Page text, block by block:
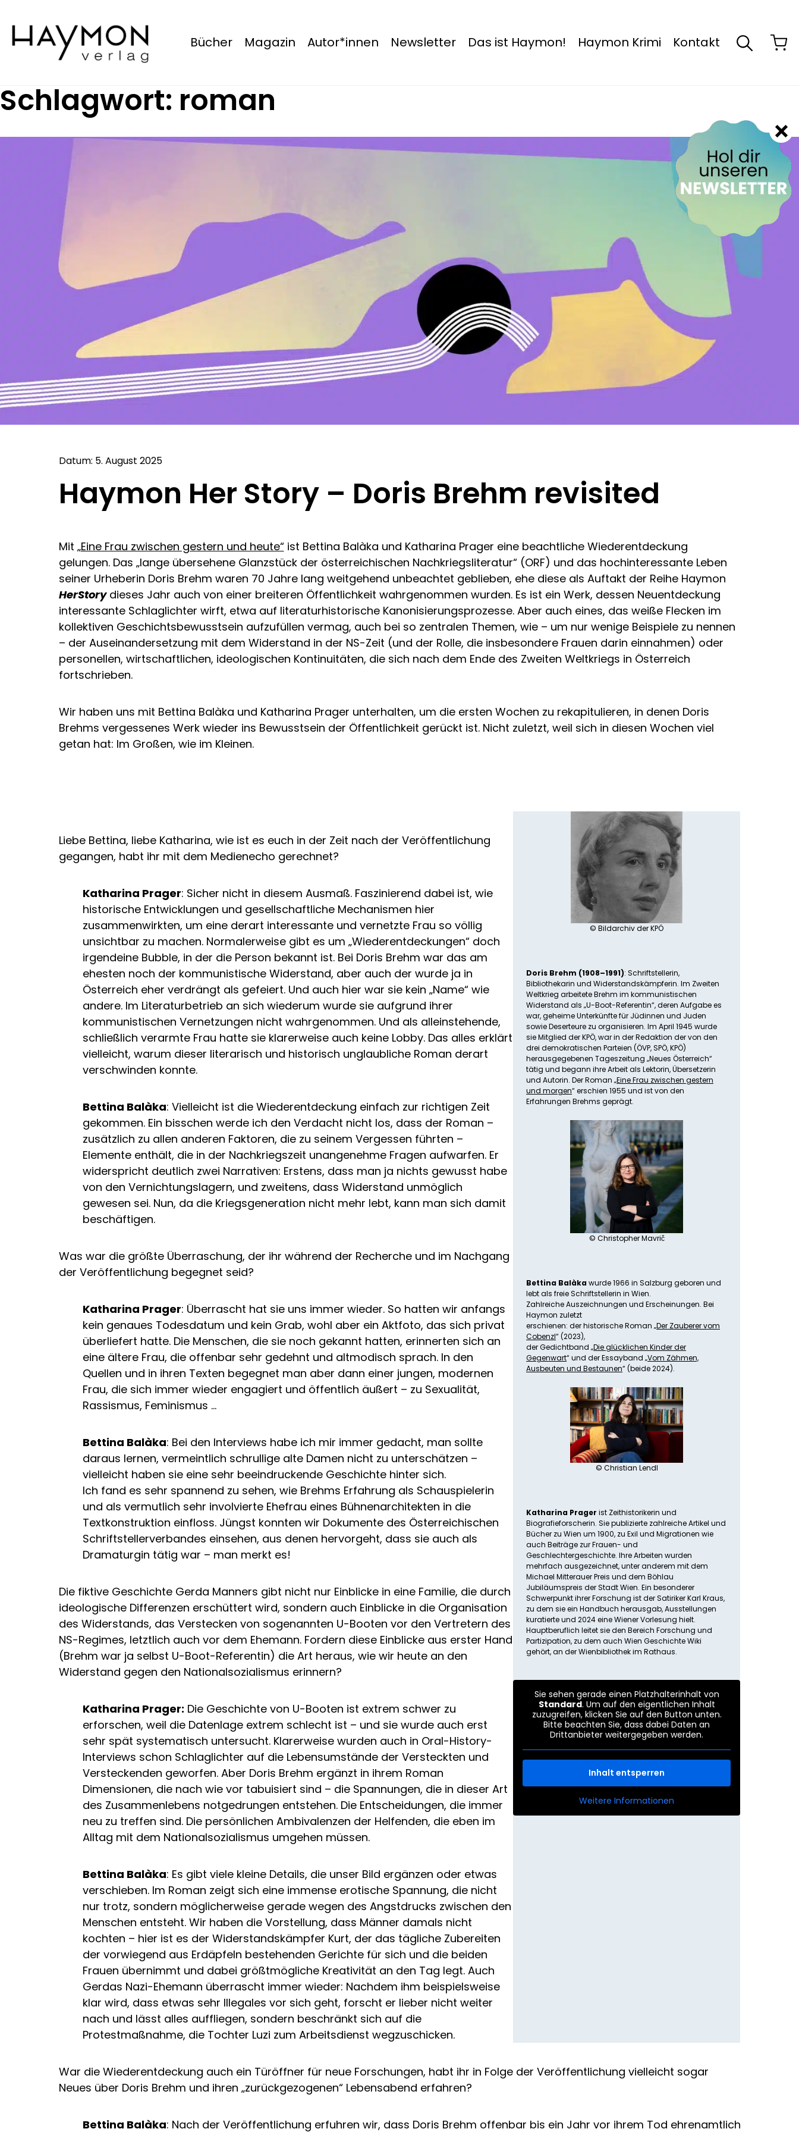
Bücher Magazin Autor*innen Newsletter Das ist Haymon! Haymon Krimi Kontakt
Schlagwort: roman
Datum: 5. August 2025
Haymon Her Story – Doris Brehm revisited
Mit „Eine Frau zwischen gestern und heute“ist Bettina Balàka und Katharina Prager eine beachtliche Wiederentdeckung
gelungen. Das „lange übersehene Glanzstück der österreichischen Nachkriegsliteratur“ (ORF) und das hochinteressante Leben
seiner Urheberin Doris Brehm waren 70 Jahre lang weitgehend unbeachtet geblieben, ehe diese als Auftakt der Reihe Haymon
HerStorydieses Jahr auch von einer breiteren Öffentlichkeit wahrgenommen wurden. Es ist ein Werk, dessen Neuentdeckung
interessante Schlaglichter wirft, etwa auf literaturhistorische Kanonisierungsprozesse. Aber auch eines, das weiße Flecken im
kollektiven Geschichtsbewusstsein aufzufüllen vermag, auch bei so zentralen Themen, wie – um nur wenige Beispiele zu nennen
– der Auseinandersetzung mit dem Widerstand in der NS-Zeit (und der Rolle, die insbesondere Frauen darin einnahmen) oder
personellen, wirtschaftlichen, ideologischen Kontinuitäten, die sich nach dem Ende des Zweiten Weltkriegs in Österreich
fortschrieben.
Wir haben uns mit Bettina Balàka und Katharina Prager unterhalten, um die ersten Wochen zu rekapitulieren, in denen Doris
Brehms vergessenes Werk wieder ins Bewusstsein der Öffentlichkeit gerückt ist. Nicht zuletzt, weil sich in diesen Wochen viel
getan hat: Im Großen, wie im Kleinen.
Liebe Bettina, liebe Katharina, wie ist es euch in der Zeit nach der Veröffentlichung
gegangen, habt ihr mit dem Medienecho gerechnet?
Katharina Prager: Sicher nicht in diesem Ausmaß. Faszinierend dabei ist, wie
historische Entwicklungen und gesellschaftliche Mechanismen hier
zusammenwirkten, um eine derart interessante und vernetzte Frau so völlig
unsichtbar zu machen. Normalerweise gibt es um „Wiederentdeckungen“ doch
irgendeine Bubble, in der die Person bekannt ist. Bei Doris Brehm war das am
ehesten noch der kommunistische Widerstand, aber auch der wurde ja in
Österreich eher verdrängt als gefeiert. Und auch hier war sie kein „Name“ wie
andere. Im Literaturbetrieb an sich wiederum wurde sie aufgrund ihrer
kommunistischen Vernetzungen nicht wahrgenommen. Und als alleinstehende,
schließlich verarmte Frau hatte sie klarerweise auch keine Lobby. Das alles erklärt
vielleicht, warum dieser literarisch und historisch unglaubliche Roman derart
verschwinden konnte.
Bettina Balàka: Vielleicht ist die Wiederentdeckung einfach zur richtigen Zeit
gekommen. Ein bisschen werde ich den Verdacht nicht los, dass der Roman –
zusätzlich zu allen anderen Faktoren, die zu seinem Vergessen führten –
Elemente enthält, die in der Nachkriegszeit unangenehme Fragen aufwarfen. Er
widerspricht deutlich zwei Narrativen: Erstens, dass man ja nichts gewusst habe
von den Vernichtungslagern, und zweitens, dass Widerstand unmöglich
gewesen sei. Nun, da die Kriegsgeneration nicht mehr lebt, kann man sich damit
beschäftigen.
Was war die größte Überraschung, der ihr während der Recherche und im Nachgang
der Veröffentlichung begegnet seid?
Katharina Prager: Überrascht hat sie uns immer wieder. So hatten wir anfangs
kein genaues Todesdatum und kein Grab, wohl aber ein Aktfoto, das sich privat
überliefert hatte. Die Menschen, die sie noch gekannt hatten, erinnerten sich an
eine ältere Frau, die offenbar sehr gedehnt und altmodisch sprach. In den
Quellen und in ihren Texten begegnet man aber dann einer jungen, modernen
Frau, die sich immer wieder engagiert und öffentlich äußert – zu Sexualität,
Rassismus, Feminismus …
Bettina Balàka: Bei den Interviews habe ich mir immer gedacht, man sollte
daraus lernen, vermeintlich schrullige alte Damen nicht zu unterschätzen –
vielleicht haben sie eine sehr beeindruckende Geschichte hinter sich.
Ich fand es sehr spannend zu sehen, wie Brehms Erfahrung als Schauspielerin
und als vermutlich sehr involvierte Ehefrau eines Bühnenarchitekten in die
Textkonstruktion einfloss. Jüngst konnten wir Dokumente des Österreichischen
Schriftstellerverbandes einsehen, aus denen hervorgeht, dass sie auch als
Dramaturgin tätig war – man merkt es!
Die fiktive Geschichte Gerda Manners gibt nicht nur Einblicke in eine Familie, die durch
ideologische Differenzen erschüttert wird, sondern auch Einblicke in die Organisation
des Widerstands, das Verstecken von sogenannten U-Booten vor den Vertretern des
NS-Regimes, letztlich auch vor dem Ehemann. Fordern diese Einblicke aus erster Hand
(Brehm war ja selbst U-Boot-Referentin) die Art heraus, wie wir heute an den
Widerstand gegen den Nationalsozialismus erinnern?
Katharina Prager: Die Geschichte von U-Booten ist extrem schwer zu
erforschen, weil die Datenlage extrem schlecht ist – und sie wurde auch erst
sehr spät systematisch untersucht. Klarerweise wurden auch in Oral-History-
Interviews schon Schlaglichter auf die Lebensumstände der Versteckten und
Versteckenden geworfen. Aber Doris Brehm ergänzt in ihrem Roman
Dimensionen, die nach wie vor tabuisiert sind – die Spannungen, die in dieser Art
des Zusammenlebens notgedrungen entstehen. Die Entscheidungen, die immer
neu zu treffen sind. Die persönlichen Ambivalenzen der Helfenden, die eben im
Alltag mit dem Nationalsozialismus umgehen müssen.
Bettina Balàka: Es gibt viele kleine Details, die unser Bild ergänzen oder etwas
verschieben. Im Roman zeigt sich eine immense erotische Spannung, die nicht
nur trotz, sondern möglicherweise gerade wegen des Angstdrucks zwischen den
Menschen entsteht. Wir haben die Vorstellung, dass Männer damals nicht
kochten – hier ist es der Widerstandskämpfer Kurt, der das tägliche Zubereiten
der vorwiegend aus Erdäpfeln bestehenden Gerichte für sich und die beiden
Frauen übernimmt und dabei größtmögliche Kreativität an den Tag legt. Auch
Gerdas Nazi-Ehemann überrascht immer wieder: Nachdem ihm beispielsweise
klar wird, dass etwas sehr Illegales vor sich geht, forscht er lieber nicht weiter
nach und lässt alles auffliegen, sondern beschränkt sich auf die
Protestmaßnahme, die Tochter Luzi zum Arbeitsdienst wegzuschicken.
© Bildarchiv der KPÖ
Doris Brehm (1908–1991): Schriftstellerin,
Bibliothekarin und Widerstandskämpferin. Im Zweiten
Weltkrieg arbeitete Brehm im kommunistischen
Widerstand als „U-Boot-Referentin“, deren Aufgabe es
war, geheime Unterkünfte für Jüdinnen und Juden
sowie Deserteure zu organisieren. Im April 1945 wurde
sie Mitglied der KPÖ, war in der Redaktion der von den
drei demokratischen Parteien (ÖVP, SPÖ, KPÖ)
herausgegebenen Tageszeitung „Neues Österreich“
tätig und begann ihre Arbeit als Lektorin, Übersetzerin
und Autorin. Der Roman „Eine Frau zwischen gestern
und morgen“ erschien 1955 und ist von den
Erfahrungen Brehms geprägt.
© Christopher Mavrič
Bettina Balàka wurde 1966 in Salzburg geboren und
lebt als freie Schriftstellerin in Wien.
Zahlreiche Auszeichnungen und Erscheinungen. Bei
Haymon zuletzt
erschienen: der historische Roman „Der Zauberer vom
Cobenzl“ (2023),
der Gedichtband „Die glücklichen Kinder der
Gegenwart“ und der Essayband „Vom Zähmen,
Ausbeuten und Bestaunen“ (beide 2024).
© Christian Lendl
Katharina Prager ist Zeithistorikerin und
Biografieforscherin. Sie publizierte zahlreiche Artikel und
Bücher zu Wien um 1900, zu Exil und Migrationen wie
auch Beiträge zur Frauen- und
Geschlechtergeschichte. Ihre Arbeiten wurden
mehrfach ausgezeichnet, unter anderem mit dem
Michael Mitterauer Preis und dem Böhlau
Jubiläumspreis der Stadt Wien. Ein besonderer
Schwerpunkt ihrer Forschung ist der Satiriker Karl Kraus,
zu dem sie ein Handbuch herausgab, Ausstellungen
kuratierte und 2024 eine Wiener Vorlesung hielt.
Hauptberuflich leitet sie den Bereich Forschung und
Partizipation, zu dem auch Wien Geschichte Wiki
gehört, an der Wienbibliothek im Rathaus.
Sie sehen gerade einen Platzhalterinhalt von
Standard. Um auf den eigentlichen Inhalt
zuzugreifen, klicken Sie auf den Button unten.
Bitte beachten Sie, dass dabei Daten an
Drittanbieter weitergegeben werden.
Inhalt entsperren
Weitere Informationen
War die Wiederentdeckung auch ein Türöffner für neue Forschungen, habt ihr in Folge der Veröffentlichung vielleicht sogar
Neues über Doris Brehm und ihren „zurückgezogenen“ Lebensabend erfahren?
Bettina Balàka: Nach der Veröffentlichung erfuhren wir, dass Doris Brehm offenbar bis ein Jahr vor ihrem Tod ehrenamtlich